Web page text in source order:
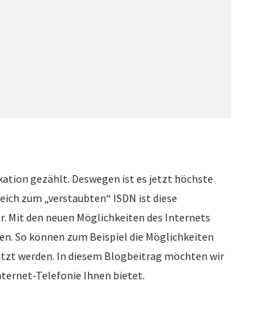
gezählt. Deswegen ist es jetzt höchste
zum „verstaubten“ ISDN ist diese
Mit den neuen Möglichkeiten des Internets
So können zum Beispiel die Möglichkeiten
werden. In diesem Blogbeitrag möchten wir
Telefonie Ihnen bietet.